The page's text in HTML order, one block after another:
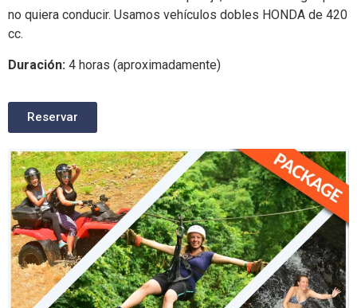
no quiera conducir. Usamos vehículos dobles HONDA de 420
cc.
Duración: 4 horas (aproximadamente)
Reservar